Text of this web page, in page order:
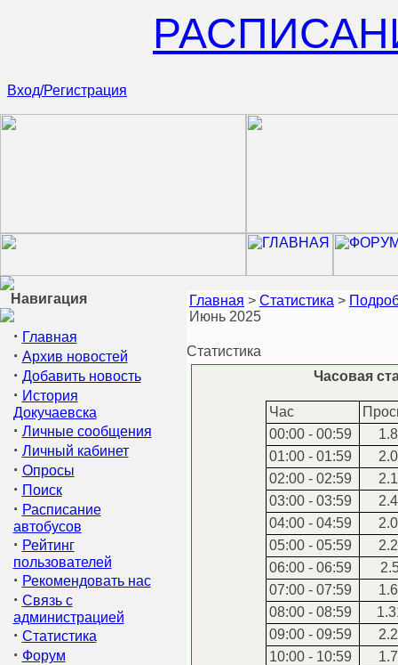
Вход/Регистрация
Навигация
· Главная
· Архив новостей
· Добавить новость
· История
Докучаевска
· Личные сообщения
· Личный кабинет
· Опросы
· Поиск
· Расписание
автобусов
· Рейтинг
пользователей
· Рекомендовать нас
· Связь с
администрацией
· Статистика
· Форум
Главная > Статистика >
Июнь 2025
Статистика
Часовая
Час
00:00 - 00:59
01:00 - 01:59
02:00 - 02:59
03:00 - 03:59
04:00 - 04:59
05:00 - 05:59
06:00 - 06:59
07:00 - 07:59
08:00 - 08:59
09:00 - 09:59
10:00 - 10:59